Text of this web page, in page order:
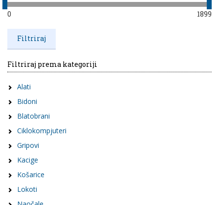
0 1899
Filtriraj prema kategoriji
Alati
Bidoni
Blatobrani
Ciklokompjuteri
Gripovi
Kacige
Košarice
Lokoti